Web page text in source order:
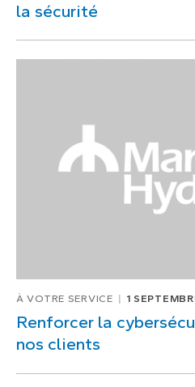
la sécurité
À VOTRE SERVICE 1
Renforcer la
nos clients